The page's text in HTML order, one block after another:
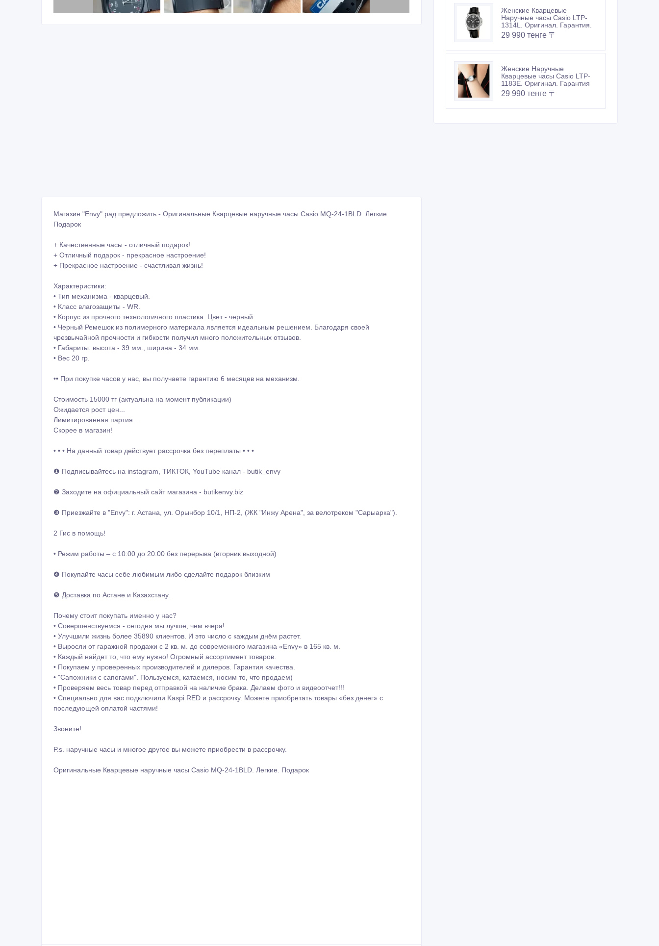
Магазин "Envy" рад предложить - Оригинальные Кварцевые наручные часы Casio MQ-24-1BLD. Легкие.
Подарок
+ Качественные часы - отличный подарок!
+ Отличный подарок - прекрасное настроение!
+ Прекрасное настроение - счастливая жизнь!
Характеристики:
• Тип механизма - кварцевый.
• Класс влагозащиты - WR.
• Корпус из прочного технологичного пластика. Цвет - черный.
• Черный Ремешок из полимерного материала является идеальным решением. Благодаря своей
чрезвычайной прочности и гибкости получил много положительных отзывов.
• Габариты: высота - 39 мм., ширина - 34 мм.
• Вес 20 гр.
•• При покупке часов у нас, вы получаете гарантию 6 месяцев на механизм.
Стоимость 15000 тг (актуальна на момент публикации)
Ожидается рост цен...
Лимитированная партия...
Скорее в магазин!
• • • На данный товар действует рассрочка без переплаты • • •
❶ Подписывайтесь на instagram, ТИКТОК, YouTube канал - butik_envy
❷ Заходите на официальный сайт магазина - butikenvy.biz
❸ Приезжайте в "Envy": г. Астана, ул. Орынбор 10/1, НП-2, (ЖК "Инжу Арена", за велотреком "Сарыарка").
2 Гис в помощь!
• Режим работы – с 10:00 до 20:00 без перерыва (вторник выходной)
❹ Покупайте часы себе любимым либо сделайте подарок близким
❺ Доставка по Астане и Казахстану.
Почему стоит покупать именно у нас?
• Совершенствуемся - сегодня мы лучше, чем вчера!
• Улучшили жизнь более 35890 клиентов. И это число с каждым днём растет.
• Выросли от гаражной продажи с 2 кв. м. до современного магазина «Envy» в 165 кв. м.
• Каждый найдет то, что ему нужно! Огромный ассортимент товаров.
• Покупаем у проверенных производителей и дилеров. Гарантия качества.
• "Сапожники с сапогами". Пользуемся, катаемся, носим то, что продаем)
• Проверяем весь товар перед отправкой на наличие брака. Делаем фото и видеоотчет!!!
• Специально для вас подключили Kaspi RED и рассрочку. Можете приобретать товары «без денег» с
последующей оплатой частями!
Звоните!
P.s. наручные часы и многое другое вы можете приобрести в рассрочку.
Оригинальные Кварцевые наручные часы Casio MQ-24-1BLD. Легкие. Подарок
Женские Кварцевые
Наручные часы Casio LTP-
1314L. Оригинал. Гарантия.
29 990 тенге 〒
Женские Наручные
Кварцевые часы Casio LTP-
1183E. Оригинал. Гарантия
29 990 тенге 〒